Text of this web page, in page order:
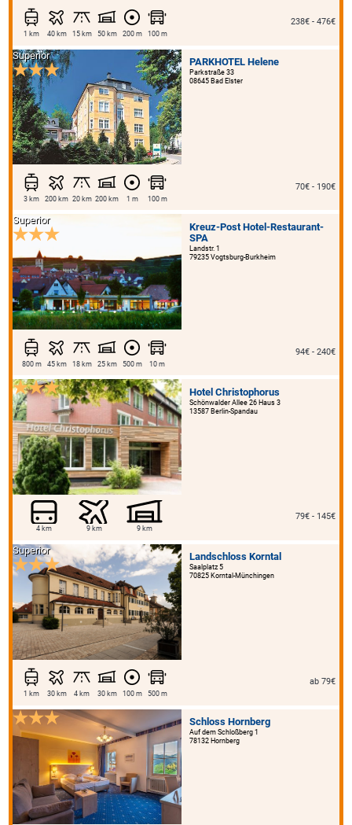
1 km 40 km 15 km 50 km 200 m 100 m
238€ - 476€
PARKHOTEL Helene
Parkstraße 33
08645 Bad Elster
Superior
3 km 200 km 20 km 200 km 1 m 100 m
70€ - 190€
Kreuz-Post Hotel-Restaurant-
SPA
Landstr. 1
79235 Vogtsburg-Burkheim
Superior
800 m 45 km 18 km 25 km 500 m 10 m
94€ - 240€
Hotel Christophorus
Schönwalder Allee 26 Haus 3
13587 Berlin-Spandau
4 km 9 km 9 km
79€ - 145€
Landschloss Korntal
Saalplatz 5
70825 Korntal-Münchingen
Superior
1 km 30 km 4 km 30 km 100 m 500 m
ab 79€
Schloss Hornberg
Auf dem Schloßberg 1
78132 Hornberg